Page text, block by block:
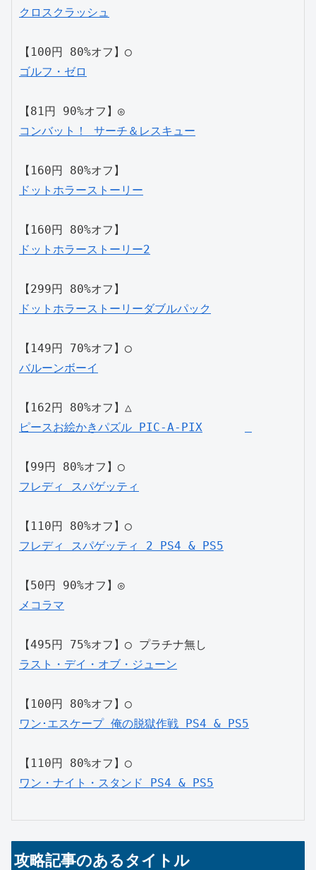
クロスクラッシュ
【100円 80%オフ】◯
ゴルフ・ゼロ
【81円 90%オフ】◎
コンバット！ サーチ＆レスキュー
【160円 80%オフ】
ドットホラーストーリー
【160円 80%オフ】
ドットホラーストーリー2
【299円 80%オフ】
ドットホラーストーリーダブルパック
【149円 70%オフ】◯
バルーンボーイ
【162円 80%オフ】△
【99円 80%オフ】◯
フレディ スパゲッティ
【110円 80%オフ】◯
フレディ スパゲッティ 2 PS4 & PS5
【50円 90%オフ】◎
メコラマ
【495円 75%オフ】◯ プラチナ無し
ラスト・デイ・オブ・ジューン
【100円 80%オフ】◯
ワン･エスケープ 俺の脱獄作戦 PS4 & PS5
【110円 80%オフ】◯
ワン・ナイト・スタンド PS4 & PS5
攻略記事のあるタイトル